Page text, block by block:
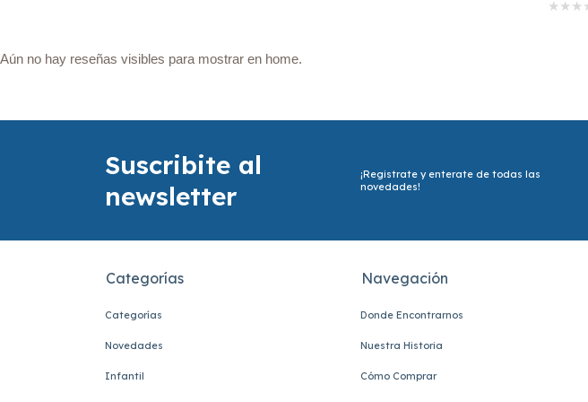
★ ★ ★
Aún no hay reseñas visibles para mostrar en home.
Suscribite al
newsletter
¡Registrate y enterate de todas las
novedades!
Categorías
Categorías
Novedades
Infantil
Navegación
Donde Encontrarnos
Nuestra Historia
Cómo Comprar